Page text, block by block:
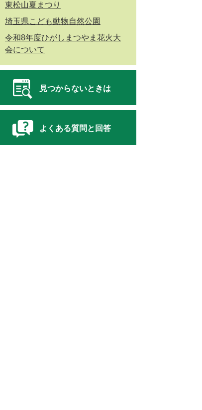
東松山夏まつり
埼玉県こども動物自然公園
令和8年度ひがしまつやま花火大
会について
見つからないときは
よくある質問と回答